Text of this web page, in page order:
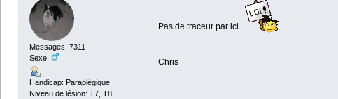
Messages: 7311
Sexe:
Handicap: Paraplégique
Niveau de lésion: T7, T8
Pas de traceur par ici
Chris